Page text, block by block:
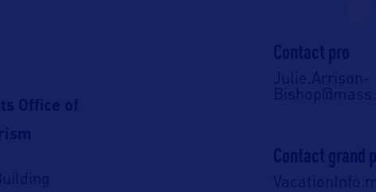
Office of
Contact pro
Julie.Arrison-
Contact grand